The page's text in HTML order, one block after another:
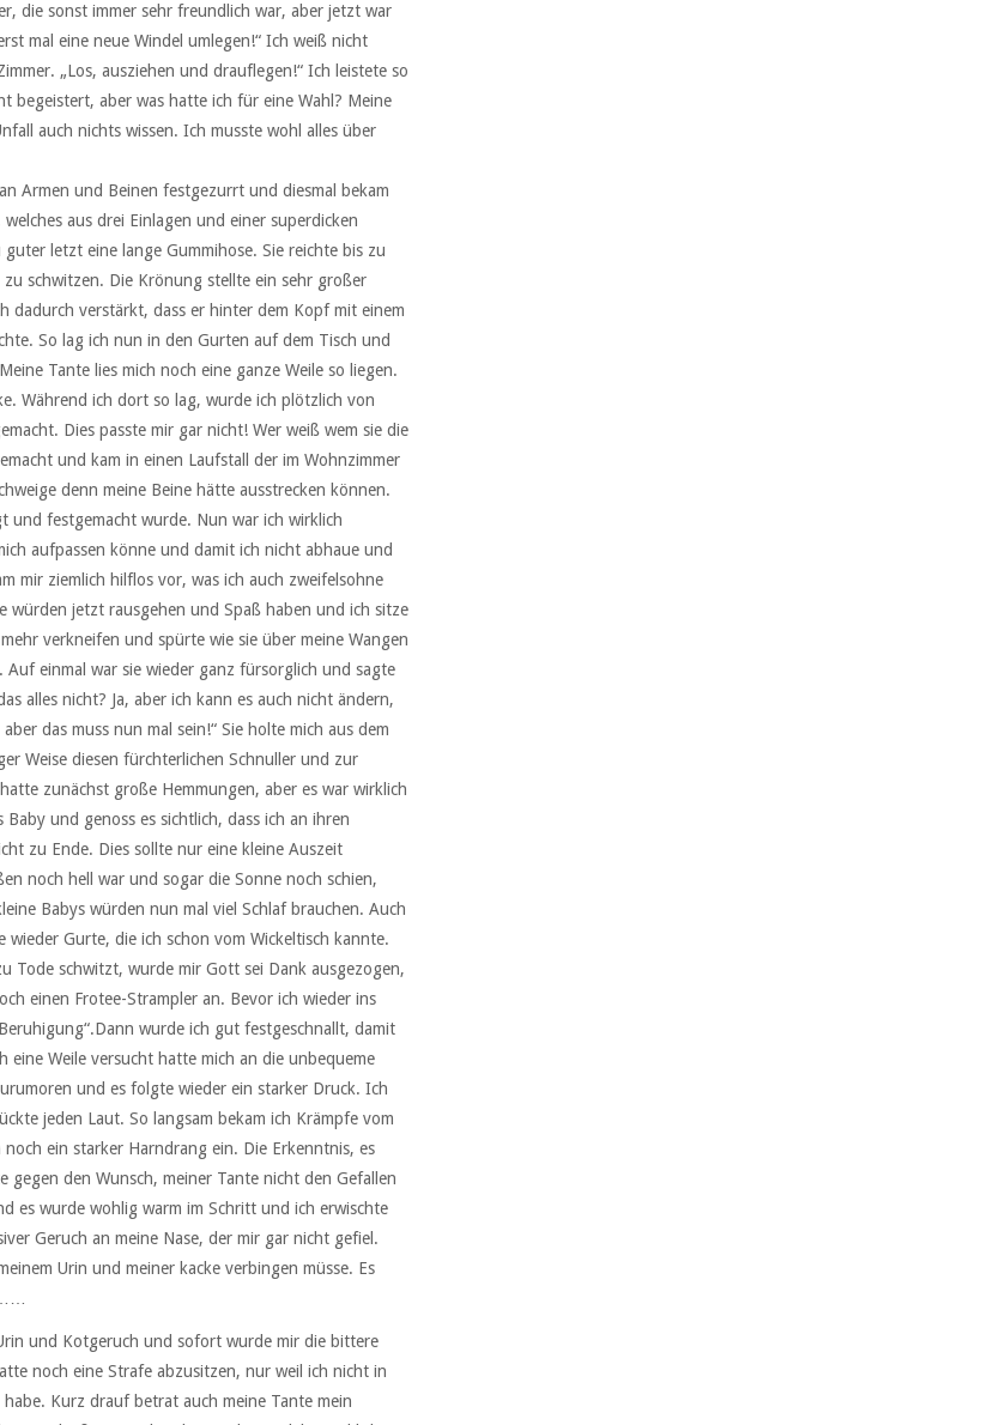
die sonst immer sehr freundlich war, aber jetzt war
mal eine neue Windel umlegen!“ Ich weiß nicht
„Los, ausziehen und drauflegen!“ Ich leistete so
begeistert, aber was hatte ich für eine Wahl? Meine
auch nichts wissen. Ich musste wohl alles über
Armen und Beinen festgezurrt und diesmal bekam
aus drei Einlagen und einer superdicken
letzt eine lange Gummihose. Sie reichte bis zu
schwitzen. Die Krönung stellte ein sehr großer
dadurch verstärkt, dass er hinter dem Kopf mit einem
So lag ich nun in den Gurten auf dem Tisch und
Tante lies mich noch eine ganze Weile so liegen.
Während ich dort so lag, wurde ich plötzlich von
Dies passte mir gar nicht! Wer weiß wem sie die
und kam in einen Laufstall der im Wohnzimmer
denn meine Beine hätte ausstrecken können.
und festgemacht wurde. Nun war ich wirklich
aufpassen könne und damit ich nicht abhaue und
mir ziemlich hilflos vor, was ich auch zweifelsohne
würden jetzt rausgehen und Spaß haben und ich sitze
verkneifen und spürte wie sie über meine Wangen
einmal war sie wieder ganz fürsorglich und sagte
alles nicht? Ja, aber ich kann es auch nicht ändern,
das muss nun mal sein!“ Sie holte mich aus dem
Weise diesen fürchterlichen Schnuller und zur
zunächst große Hemmungen, aber es war wirklich
und genoss es sichtlich, dass ich an ihren
zu Ende. Dies sollte nur eine kleine Auszeit
noch hell war und sogar die Sonne noch schien,
Babys würden nun mal viel Schlaf brauchen. Auch
Gurte, die ich schon vom Wickeltisch kannte.
Tode schwitzt, wurde mir Gott sei Dank ausgezogen,
einen Frotee-Strampler an. Bevor ich wieder ins
wurde ich gut festgeschnallt, damit
Weile versucht hatte mich an die unbequeme
und es folgte wieder ein starker Druck. Ich
jeden Laut. So langsam bekam ich Krämpfe vom
ein starker Harndrang ein. Die Erkenntnis, es
den Wunsch, meiner Tante nicht den Gefallen
es wurde wohlig warm im Schritt und ich erwischte
Geruch an meine Nase, der mir gar nicht gefiel.
Urin und meiner kacke verbingen müsse. Es
und Kotgeruch und sofort wurde mir die bittere
noch eine Strafe abzusitzen, nur weil ich nicht in
Kurz drauf betrat auch meine Tante mein